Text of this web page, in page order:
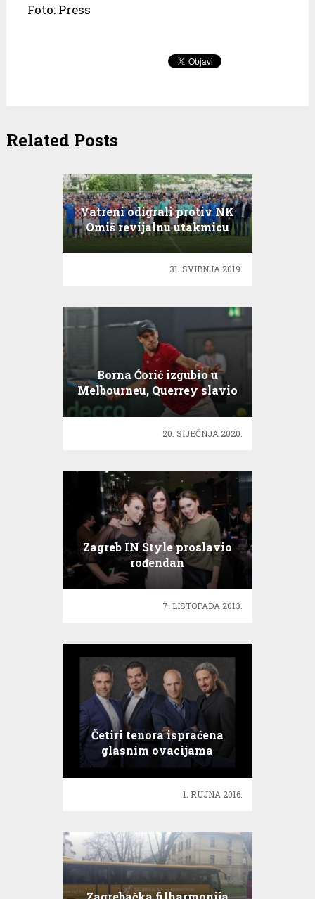
Foto: Press
Related Posts
Vatreni odigrali protiv NK
Omiš revijalnu utakmicu
31. SVIBNJA 2019.
Borna Ćorić izgubio u
Melbourneu, Querrey slavio
u tri seta
20. SIJEČNJA 2020.
Zagreb IN Style proslavio
rođendan
7. LISTOPADA 2013.
Četiri tenora ispraćena
glasnim ovacijama
1. RUJNA 2016.